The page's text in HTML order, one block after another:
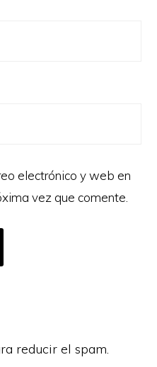
electrónico y web en
vez que comente.
reducir el spam.